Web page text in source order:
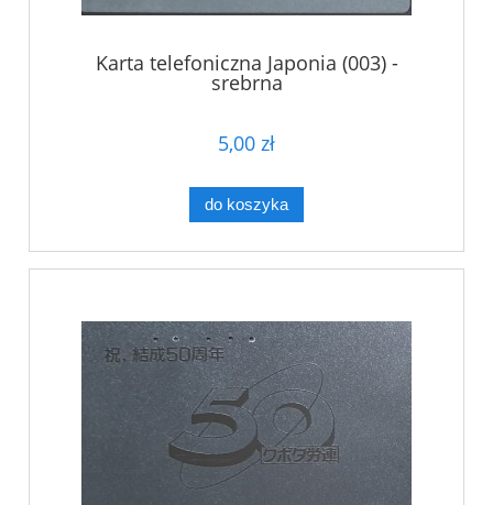
Karta telefoniczna Japonia (003) -
srebrna
5,00 zł
do koszyka